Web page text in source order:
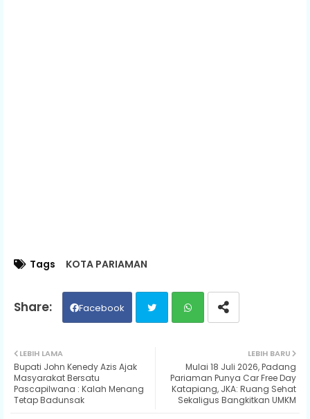
Tags KOTA PARIAMAN
Facebook
ats
ap
LEBIH BARU
Mulai 18 Juli 2026, Padang
Pariaman Punya Car Free Day
Katapiang, JKA: Ruang Sehat
Sekaligus Bangkitkan UMKM
LEBIH LAMA
Bupati John Kenedy Azis Ajak
Masyarakat Bersatu
Pascapilwana : Kalah Menang
Tetap Badunsak